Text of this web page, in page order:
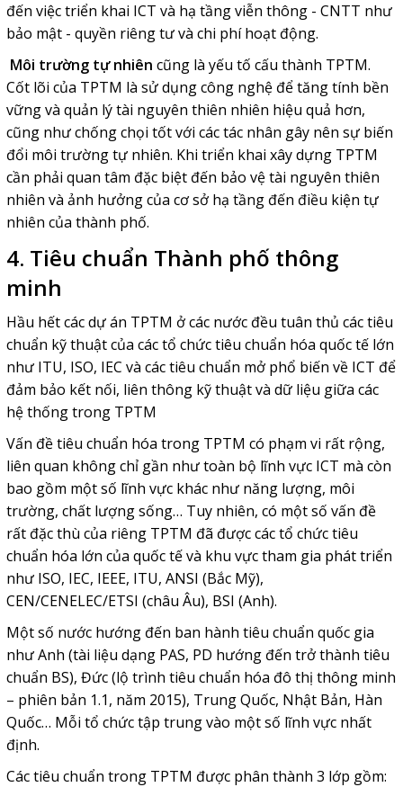
đến việc triển khai ICT và hạ tầng viễn thông - CNTT như
bảo mật - quyền riêng tư và chi phí hoạt động.
Môi trường tự nhiên cũng là yếu tố cấu thành TPTM.
Cốt lõi của TPTM là sử dụng công nghệ để tăng tính bền
vững và quản lý tài nguyên thiên nhiên hiệu quả hơn,
cũng như chống chọi tốt với các tác nhân gây nên sự biến
đổi môi trường tự nhiên. Khi triển khai xây dựng TPTM
cần phải quan tâm đặc biệt đến bảo vệ tài nguyên thiên
nhiên và ảnh hưởng của cơ sở hạ tầng đến điều kiện tự
nhiên của thành phố.
4. Tiêu chuẩn Thành phố thông
minh
Hầu hết các dự án TPTM ở các nước đều tuân thủ các tiêu
chuẩn kỹ thuật của các tổ chức tiêu chuẩn hóa quốc tế lớn
như ITU, ISO, IEC và các tiêu chuẩn mở phổ biến về ICT để
đảm bảo kết nối, liên thông kỹ thuật và dữ liệu giữa các
hệ thống trong TPTM
Vấn đề tiêu chuẩn hóa trong TPTM có phạm vi rất rộng,
liên quan không chỉ gần như toàn bộ lĩnh vực ICT mà còn
bao gồm một số lĩnh vực khác như năng lượng, môi
trường, chất lượng sống… Tuy nhiên, có một số vấn đề
rất đặc thù của riêng TPTM đã được các tổ chức tiêu
chuẩn hóa lớn của quốc tế và khu vực tham gia phát triển
như ISO, IEC, IEEE, ITU, ANSI (Bắc Mỹ),
CEN/CENELEC/ETSI (châu Âu), BSI (Anh).
Một số nước hướng đến ban hành tiêu chuẩn quốc gia
như Anh (tài liệu dạng PAS, PD hướng đến trở thành tiêu
chuẩn BS), Đức (lộ trình tiêu chuẩn hóa đô thị thông minh
– phiên bản 1.1, năm 2015), Trung Quốc, Nhật Bản, Hàn
Quốc… Mỗi tổ chức tập trung vào một số lĩnh vực nhất
định.
Các tiêu chuẩn trong TPTM được phân thành 3 lớp gồm: